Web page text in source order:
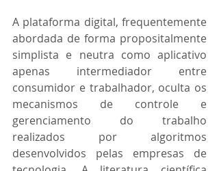
A plataforma digital, frequentemente
abordada de forma propositalmente
simplista e neutra como aplicativo
apenas intermediador entre
consumidor e trabalhador, oculta os
mecanismos de controle e
gerenciamento do trabalho
realizados por algoritmos
desenvolvidos pelas empresas de